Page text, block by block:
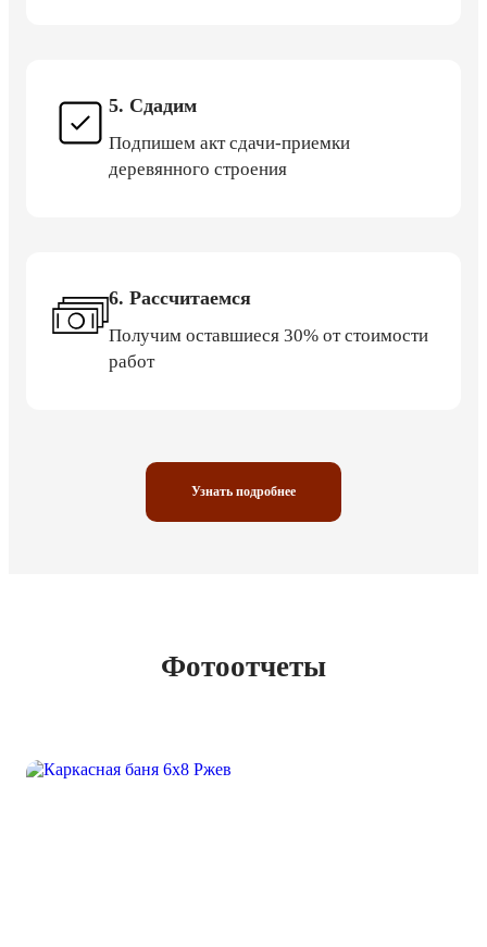
5. Сдадим
Подпишем акт сдачи-приемки
деревянного строения
6. Рассчитаемся
Получим оставшиеся 30% от стоимости
работ
Узнать подробнее
Фотоотчеты